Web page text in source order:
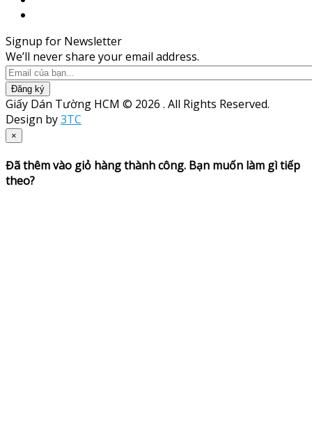
Signup for Newsletter
We’ll never share your email address.
Đăng ký
Giấy Dán Tường HCM © 2026 . All Rights Reserved.
Design by3TC
×
Đã thêm vào giỏ hàng thành công. Bạn muốn làm gì tiếp
theo?